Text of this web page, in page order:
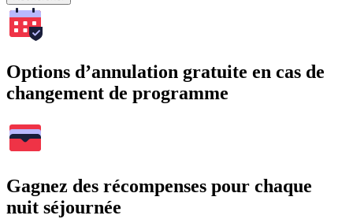
Options d’annulation gratuite en cas de
changement de programme
Gagnez des récompenses pour chaque
nuit séjournée